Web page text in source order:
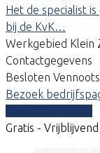
Het de specialist
bij de KvK…
Werkgebied Klein
Contactgegevens
Besloten
Bezoek
Gratis - Vrijblijvend